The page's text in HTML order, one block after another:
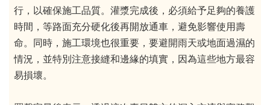
行，以確保施工品質。灌漿完成後，必須給予足夠的養護
時間，等路面充分硬化後再開放通車，避免影響使用壽
命。同時，施工環境也很重要，要避開雨天或地面過濕的
情況，並特別注意接縫和邊緣的填實，因為這些地方最容
易損壞。